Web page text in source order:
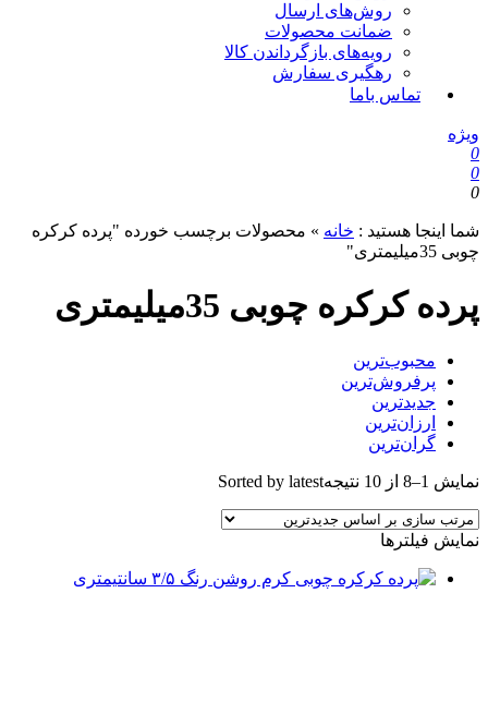
روش‌های ارسال
ضمانت محصولات
رویه‌های بازگرداندن کالا
رهگیری سفارش
تماس باما
ویژه
0
0
0
شما اینجا هستید : خانه » محصولات برچسب خورده "پرده کرکره
چوبی 35میلیمتری"
پرده کرکره چوبی 35میلیمتری
محبوب‌ترین
پرفروش‌ترین
جدیدترین
ارزان‌ترین
گران‌ترین
نمایش 1–8 از 10 نتیجه Sorted by latest
نمایش فیلترها